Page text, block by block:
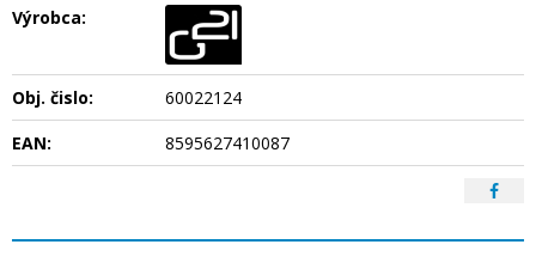
Výrobca:
Obj. čislo:
60022124
EAN:
8595627410087